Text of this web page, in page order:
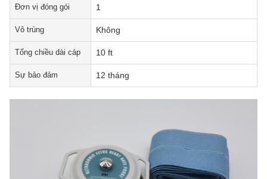
Đơn vị đóng gói 1
Vô trùng Không
Tổng chiều dài cáp 10 ft
Sự bảo đảm 12 tháng